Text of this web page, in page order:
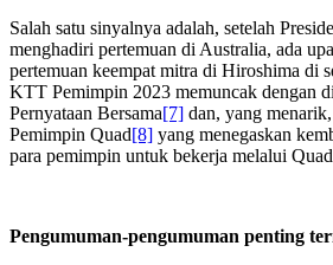
Salah satu sinyalnya adalah, setelah
menghadiri pertemuan di Australia, ada
pertemuan keempat mitra di Hiroshima di
KTT Pemimpin 2023 memuncak dengan
Pernyataan Bersama[7] dan, yang
Pemimpin Quad[8] yang menegaskan
para pemimpin untuk bekerja melalui
Pengumuman-pengumuman penting